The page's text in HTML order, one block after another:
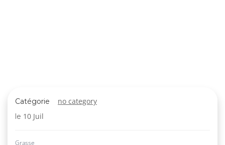
Catégorie no category
le 10 Juil
Grasse